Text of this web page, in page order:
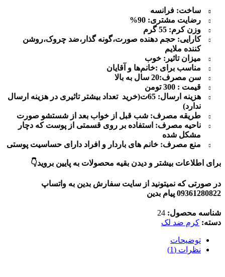
ساخت: فرانسه
رضایت مشتری: 90%
وزن کرم: 55 گرم
کارایی: حجم دهنده صورت،گونه گذار،ضد چروک،روشن
کننده ملایم
میزان تاثیر: خوب
مناسب برای :خانم‌ها و آقایان
سن مصرف:20 سال به بالا
قیمت : 300 تومن
هزینه ارسال: 65ت(خرید تعداد بیشتر تاثیری در هزینه ارسال
ندارد)
طریقه مصرف: شب قبل از خواب بعد از شستشو صورت
ناحیه مصرف: استفاده بر روی قسمتی از پوست که دچار
مشکل شده
منع مصرف: خانم های باردار و افراد دارای حساسیت پوستی
برای اطلاعات بیشتر و دیدن بقیه محصولات به پایین بروید👇
در صورتی که نمیتونید از سایت سفارش بدین به واتساپ
09361280822 پیام بدین
شناسه محصول: 24
دسته: کرم ضد لک
توضیحات
نظرات (1)